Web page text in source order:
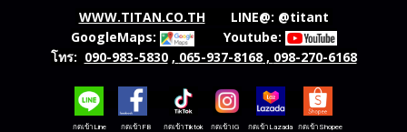
WWW.TITAN.CO.TH LINE@: @titant
GoogleMaps:
Youtube:
โทร: 090-983-5830, 065-937-8168, 098-270-6168
กดเข้าLine กดเข้าFB กดเข้าTiktok กดเข้าIG กดเข้าLazada กดเข้าShopee